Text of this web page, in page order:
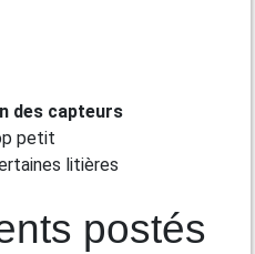
des capteurs
petit
litières
postés